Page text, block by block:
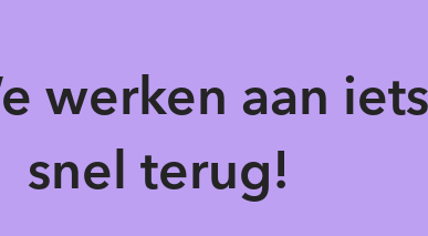
werken aan
snel terug!